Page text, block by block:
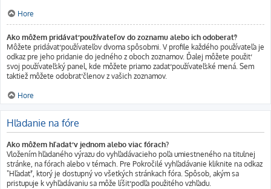
Hore
Ako môžem pridávať používateľov do zoznamu alebo ich odoberať?
Môžete pridávať používateľov dvoma spôsobmi. V profile každého používateľa je
odkaz pre jeho pridanie do jedného z oboch zoznamov. Ďalej môžete použiť
svoj používateľský panel, kde môžete priamo zadať používateľské mená. Sem
taktiež môžete odobrať členov z vašich zoznamov.
Hore
Hľadanie na fóre
Ako môžem hľadať v jednom alebo viac fórach?
Vložením hľadaného výrazu do vyhľadávacieho poľa umiestneného na titulnej
stránke, na fórach alebo v témach. Pre Pokročilé vyhľadávanie kliknite na odkaz
"Hľadať", ktorý je dostupný vo všetkých stránkach fóra. Spôsob, akým sa
pristupuje k vyhľadávaniu sa môže líšiť podľa použitého vzhľadu.